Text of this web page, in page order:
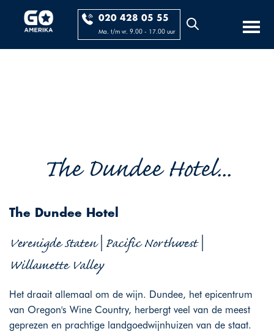
020 428 05 55
Ma. t/m vr. 9.00 - 17.00 uur
The Dundee Hotel...
The Dundee Hotel
Verenigde Staten | Pacific Northwest |
Willamette Valley
Het draait allemaal om de wijn. Dundee, het epicentrum
van Oregon's Wine Country, herbergt veel van de meest
geprezen en prachtige landgoedwijnhuizen van de staat.